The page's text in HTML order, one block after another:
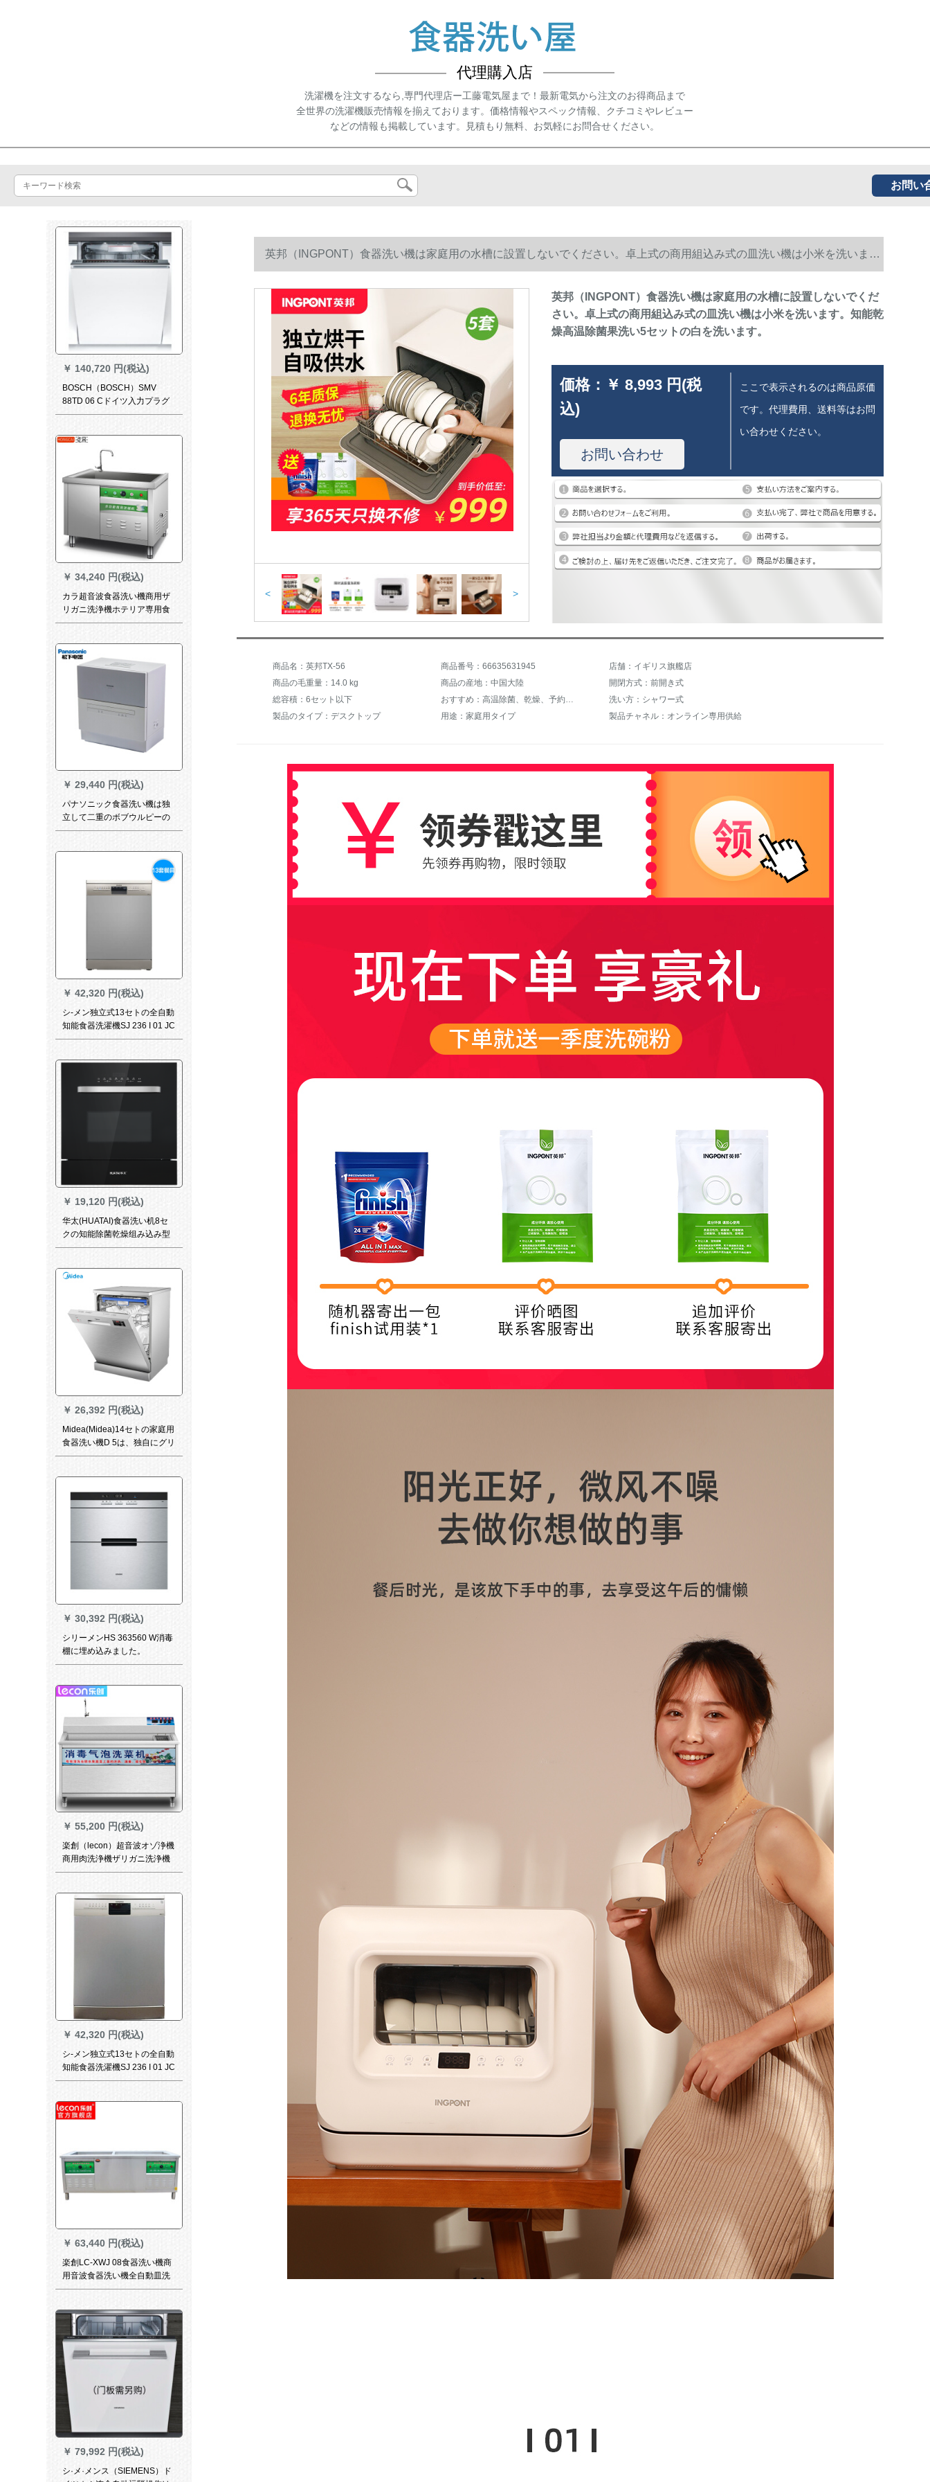
代理購入店
洗濯機を注文するなら,専門代理店ー工藤電気屋まで！最新電気から注文のお得商品まで
全世界の洗濯機販売情報を揃えております。価格情報やスペック情報、クチコミやレビュー
などの情報も掲載しています。見積もり無料、お気軽にお問合せください。
お問い
￥ 140,720 円(税込)
BOSCH（BOSCH）SMV
88TD 06 Cドイツ入力プラグ
式食器洗い機イレンテジ環境
￥ 34,240 円(税込)
カラ超音波食器洗い機商用ザ
リガニ洗浄機ホテリア専用食
器洗い器と肉洗い機0.8メトル
￥ 29,440 円(税込)
パナソニック食器洗い機は独
立して二重のボブウルピーの
卓上NP-T 1 SECN(銀色)を乾
￥ 42,320 円(税込)
シ-メン独立式13セトの全自動
知能食器洗濯機SJ 236 I 01 JC
は超高速で洗った食器洗い機
￥ 19,120 円(税込)
华太(HUATAI)食器洗い机8セ
クの知能除菌乾燥组み込み型
家庭用Q 01黒
￥ 26,392 円(税込)
Midea(Midea)14セトの家庭用
食器洗い機D 5は、独自にグリ
ルプロ入りした全自動知能大
￥ 30,392 円(税込)
シリーメンHS 363560 W消毒
棚に埋め込みました。
￥ 55,200 円(税込)
楽創（lecon）超音波オゾ浄機
商用肉洗浄機ザリガニ洗浄機
全自動大型家庭用食器洗濯機
洗濯機1.2 m
￥ 42,320 円(税込)
シ-メン独立式13セトの全自動
知能食器洗濯機SJ 236 I 01 JC
は超高速で洗った食器洗い機
￥ 63,440 円(税込)
楽創LC-XWJ 08食器洗い機商
用音波食器洗い機全自動皿洗
い機レスト2.4 m食器洗い機
￥ 79,992 円(税込)
シ·メ·メンス（SIEMENS）ド
英邦（INGPONT）食器洗い機は家庭用の水槽に設置しないでください。卓上式の商用組込み式の皿洗い機は小米を洗いま
す。知能乾燥高温除菌果洗い5セットの白を洗います。
< >
英邦（INGPONT）食器洗い機は家庭用の水槽に設置しないでくだ
さい。卓上式の商用組込み式の皿洗い機は小米を洗います。知能乾
燥高温除菌果洗い5セットの白を洗います。
価格： ￥ 8,993 円(税
込)
お問い合わせ
ここで表示されるのは商品原価
です。代理費用、送料等はお問
い合わせください。
商品名：英邦TX-56 商品番号：66635631945
店舗：イギリス旗艦店
商品の毛重量：14.0 kg
商品の産地：中国大陸
開閉方式：前開き式
総容積：6セット以下
おすすめ：高温除菌、乾燥、予約タイミング
洗い方：シャワー式
製品のタイプ：デスクトップ
用途：家庭用タイプ 製品チャネル：オンライン専用供給